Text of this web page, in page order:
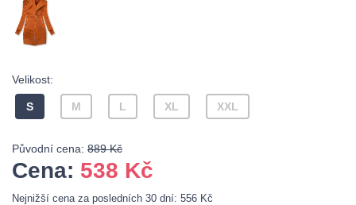
Velikost:
S M L XL XXL
Původní cena: 889 Kč
Cena: 538 Kč
Nejnižší cena za posledních 30 dní: 556 Kč